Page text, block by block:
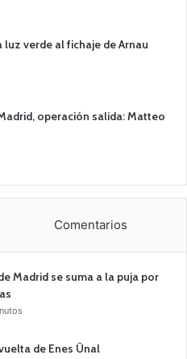
luz verde al fichaje de Arnau
operación salida: Matteo
Comentarios
Madrid se suma a la puja por
de Enes Ünal